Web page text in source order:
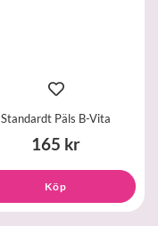
Standardt Päls B-Vita
165 kr
Köp